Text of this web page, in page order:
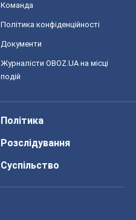
Команда
Політика конфіденційності
Документи
Журналісти OBOZ.UA на місці
подій
Політика
Розслідування
Суспільство